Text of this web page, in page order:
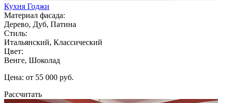
Кухня Годжи
Материал фасада:
Дерево, Дуб, Патина
Стиль:
Итальянский, Классический
Цвет:
Венге, Шоколад
Цена: от 55 000 руб.
Рассчитать